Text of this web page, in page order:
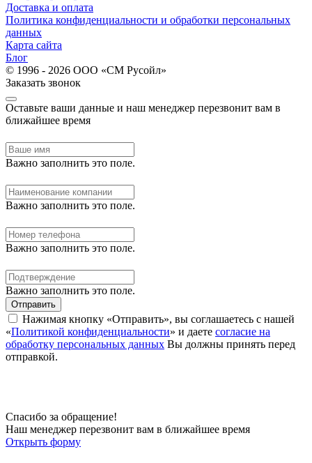
Доставка и оплата
Политика конфиденциальности и обработки персональных
данных
Карта сайта
Блог
© 1996 - 2026 ООО «СМ Русойл»
Заказать звонок
Оставьте ваши данные и наш менеджер перезвонит вам в
ближайшее время
Важно заполнить это поле.
Важно заполнить это поле.
Важно заполнить это поле.
Важно заполнить это поле.
Отправить
Нажимая кнопку «Отправить», вы соглашаетесь с нашей
«Политикой конфиденциальности» и даете согласие на
обработку персональных данных Вы должны принять перед
отправкой.
Спасибо за обращение!
Наш менеджер перезвонит вам в ближайшее время
Открыть форму